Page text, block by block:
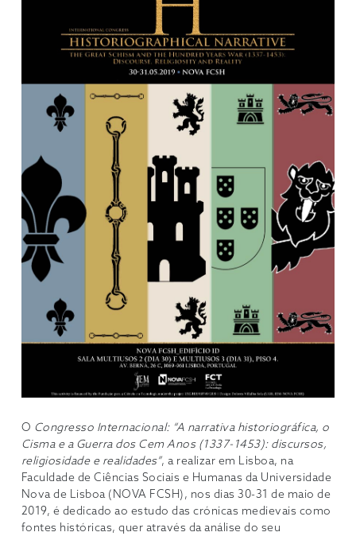
O Congresso Internacional: “A narrativa historiográfica, o
Cisma e a Guerra dos Cem Anos (1337-1453): discursos,
religiosidade e realidades”, a realizar em Lisboa, na
Faculdade de Ciências Sociais e Humanas da Universidade
Nova de Lisboa (NOVA FCSH), nos dias 30-31 de maio de
2019, é dedicado ao estudo das crónicas medievais como
fontes históricas, quer através da análise do seu